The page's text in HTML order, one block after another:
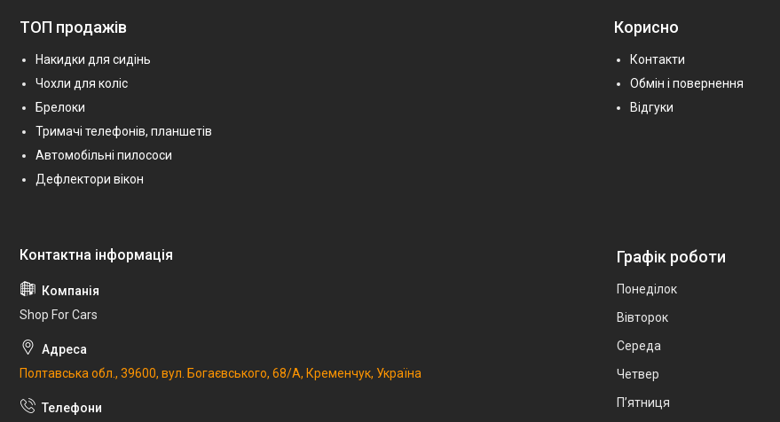
ТОП продажів
Накидки для сидінь
Чохли для коліс
Брелоки
Тримачі телефонів, планшетів
Автомобільні пилососи
Дефлектори вікон
Корисно
Контакти
Обмін і повернення
Відгуки
Shop For Cars
Полтавська обл., 39600, вул. Богаєвського, 68/А, Кременчук, Україна
Графік роботи
Понеділок
Вівторок
Середа
Четвер
Пʼятниця